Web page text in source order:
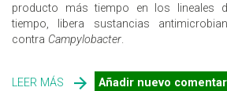
producto más tiempo en los lineales
tiempo, libera sustancias
contra Campylobacter.
LEER MÁS SOBRE ENVASE ACTIVO
Añadir nuevo